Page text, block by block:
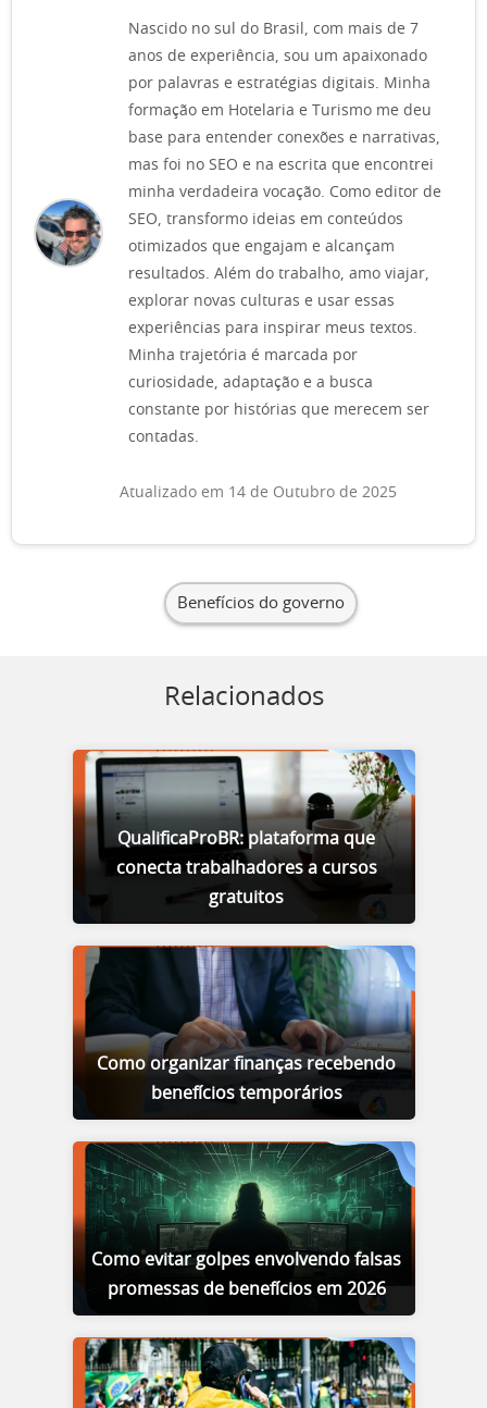
Nascido no sul do Brasil, com mais de 7
anos de experiência, sou um apaixonado
por palavras e estratégias digitais. Minha
formação em Hotelaria e Turismo me deu
base para entender conexões e narrativas,
mas foi no SEO e na escrita que encontrei
minha verdadeira vocação. Como editor de
SEO, transformo ideias em conteúdos
otimizados que engajam e alcançam
resultados. Além do trabalho, amo viajar,
explorar novas culturas e usar essas
experiências para inspirar meus textos.
Minha trajetória é marcada por
curiosidade, adaptação e a busca
constante por histórias que merecem ser
contadas.
Atualizado em 14 de Outubro de 2025
Benefícios do governo
Relacionados
QualificaProBR: plataforma que
conecta trabalhadores a cursos
gratuitos
Como organizar finanças recebendo
benefícios temporários
Como evitar golpes envolvendo falsas
promessas de benefícios em 2026